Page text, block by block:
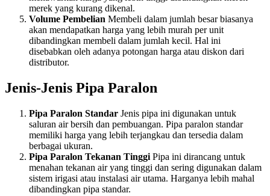
merek yang kurang dikenal.
Volume Pembelian Membeli dalam jumlah besar biasanya
akan mendapatkan harga yang lebih murah per unit
dibandingkan membeli dalam jumlah kecil. Hal ini
disebabkan oleh adanya potongan harga atau diskon dari
distributor.
Jenis-Jenis Pipa Paralon
Pipa Paralon Standar Jenis pipa ini digunakan untuk
saluran air bersih dan pembuangan. Pipa paralon standar
memiliki harga yang lebih terjangkau dan tersedia dalam
berbagai ukuran.
Pipa Paralon Tekanan Tinggi Pipa ini dirancang untuk
menahan tekanan air yang tinggi dan sering digunakan dalam
sistem irigasi atau instalasi air utama. Harganya lebih mahal
dibandingkan pipa standar.